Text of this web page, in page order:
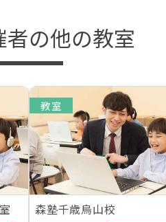
者の他の教室
教室
森塾千歳烏山校